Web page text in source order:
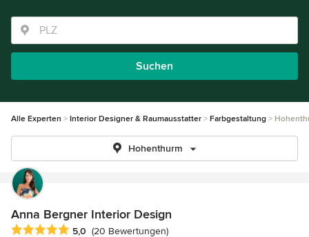
Suchen
Alle Experten Interior Designer & Raumausstatter Farbgestaltung
Hohenthurm
Anna Bergner Interior Design
Durchschnittliche Bewertung: 5 von 5 Sternen
5,0 (20 Bewertungen)